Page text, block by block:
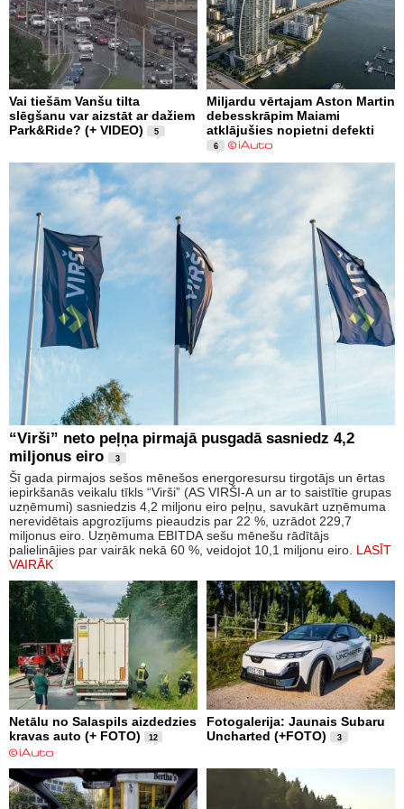
Vai tiešām Vanšu tilta
slēgšanu var aizstāt ar dažiem
Park&Ride? (+ VIDEO)
5
Miljardu vērtajam Aston Martin
debesskrāpim Maiami
atklājušies nopietni defekti
6
“Virši” neto peļņa pirmajā pusgadā sasniedz 4,2
miljonus eiro
3
Šī gada pirmajos sešos mēnešos energoresursu tirgotājs un ērtas
iepirkšanās veikalu tīkls “Virši” (AS VIRŠI-A un ar to saistītie grupas
uzņēmumi) sasniedzis 4,2 miljonu eiro peļņu, savukārt uzņēmuma
nerevidētais apgrozījums pieaudzis par 22 %, uzrādot 229,7
miljonus eiro. Uzņēmuma EBITDA sešu mēnešu rādītājs
palielinājies par vairāk nekā 60 %, veidojot 10,1 miljonu eiro. LASĪT
VAIRĀK
Netālu no Salaspils aizdedzies
kravas auto (+ FOTO)
12
Fotogalerija: Jaunais Subaru
Uncharted (+FOTO)
3